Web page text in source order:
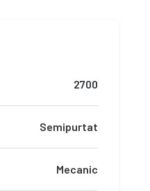
2700
Semipurtat
Mecanic